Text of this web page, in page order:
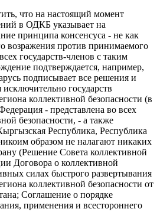
что на настоящий момент
в ОДКБ указывает на
принципа консенсуса - не как
возражения против принимаемого
государств-членов с таким
подтверждается, например,
подписывает все решения и
государств
коллективной безопасности (в
- представлена во всех
безопасности, - а также
Республика, Республика
образом не налагают никаких
(Решение Совета коллективной
Договора о коллективной
силах быстрого развертывания
коллективной безопасности от
Соглашение о порядке
применения и всестороннего